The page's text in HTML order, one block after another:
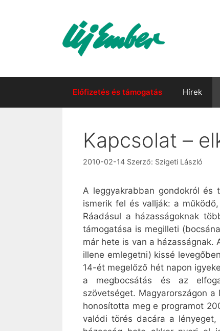
Előfizetés és támogatás Hírek
Kapcsolat –
2010-02-14 Szerző: Szigeti László
A leggyakrabban gondokról és
ismerik fel és vallják: a
Ráadásul a házasságoknak
támogatása is megilleti
már hete is van a házasságnak.
illene emlegetni) kissé
14-ét megelőző hét napon
a megbocsátás és az
szövetséget. Magyarországon a
honosította meg e programot
valódi törés dacára a